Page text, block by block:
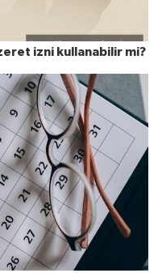
izni kullanabilir mi?